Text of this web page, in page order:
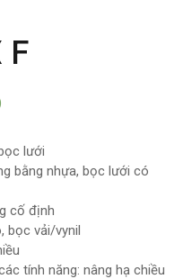
F
lưới
bằng nhựa, bọc lưới có
cố định
bọc vải/vynil
tính năng: nâng hạ chiều